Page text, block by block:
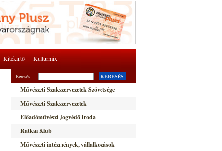
Kitekintő Kulturmix
Keresés: KERESÉS
Művészeti Szakszervezetek Szövetsége
Művészeti Szakszervezetek
Előadóművészi Jogvédő Iroda
Rátkai Klub
Művészeti intézmények, vállalkozások